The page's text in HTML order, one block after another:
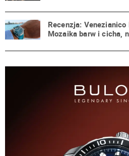
Recenzja:
Mozaika barw i cicha,